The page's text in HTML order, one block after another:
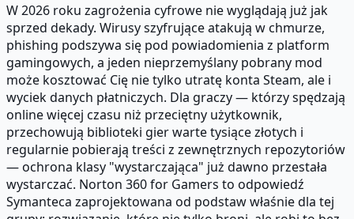
W 2026 roku zagrożenia cyfrowe nie wyglądają już jak
sprzed dekady. Wirusy szyfrujące atakują w chmurze,
phishing podszywa się pod powiadomienia z platform
gamingowych, a jeden nieprzemyślany pobrany mod
może kosztować Cię nie tylko utratę konta Steam, ale i
wyciek danych płatniczych. Dla graczy — którzy spędzają
online więcej czasu niż przeciętny użytkownik,
przechowują biblioteki gier warte tysiące złotych i
regularnie pobierają treści z zewnętrznych repozytoriów
— ochrona klasy "wystarczająca" już dawno przestała
wystarczać. Norton 360 for Gamers to odpowiedź
Symanteca zaprojektowana od podstaw właśnie dla tej